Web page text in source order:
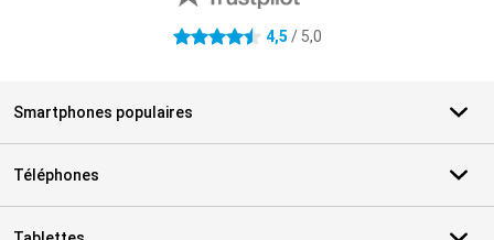
4.5 étoiles 4,5 / 5,0
Smartphones populaires
Téléphones